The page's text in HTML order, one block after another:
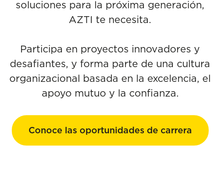
soluciones para la próxima generación,
AZTI te necesita.
Participa en proyectos innovadores y
desafiantes, y forma parte de una cultura
organizacional basada en la excelencia, el
apoyo mutuo y la confianza.
Conoce las oportunidades de carrera